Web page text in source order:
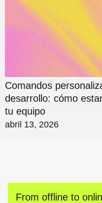
Comandos
desarrollo: cómo
tu equipo
abril 13, 2026
From offline to